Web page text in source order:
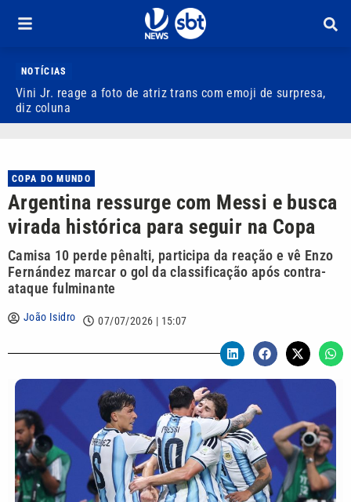
NOTÍCIAS
Vini Jr. reage a foto de atriz trans com emoji de surpresa,
diz coluna
COPA DO MUNDO
Argentina ressurge com Messi e busca
virada histórica para seguir na Copa
Camisa 10 perde pênalti, participa da reação e vê Enzo
Fernández marcar o gol da classificação após contra-
ataque fulminante
João Isidro 07/07/2026 | 15:07